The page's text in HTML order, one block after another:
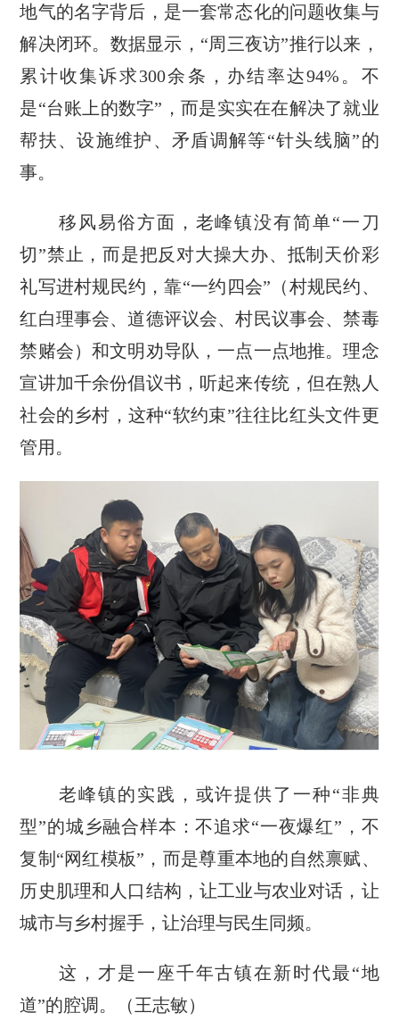
地气的名字背后，是一套常态化的问题收集与
解决闭环。数据显示，“周三夜访”推行以来，
累计收集诉求300余条，办结率达94%。不
是“台账上的数字”，而是实实在在解决了就业
帮扶、设施维护、矛盾调解等“针头线脑”的
事。
移风易俗方面，老峰镇没有简单“一刀
切”禁止，而是把反对大操大办、抵制天价彩
礼写进村规民约，靠“一约四会”（村规民约、
红白理事会、道德评议会、村民议事会、禁毒
禁赌会）和文明劝导队，一点一点地推。理念
宣讲加千余份倡议书，听起来传统，但在熟人
社会的乡村，这种“软约束”往往比红头文件更
管用。
老峰镇的实践，或许提供了一种“非典
型”的城乡融合样本：不追求“一夜爆红”，不
复制“网红模板”，而是尊重本地的自然禀赋、
历史肌理和人口结构，让工业与农业对话，让
城市与乡村握手，让治理与民生同频。
这，才是一座千年古镇在新时代最“地
道”的腔调。（王志敏）